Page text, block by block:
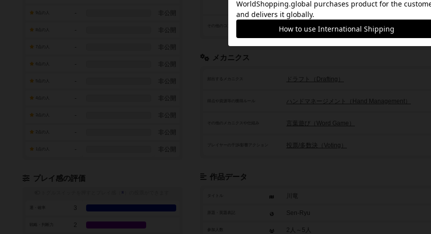
戦闘/バトル（Fighting / Battle）
パーティゲーム（Party）
メカニクス
頻出するメカニクス ドラフト（Drafting）
ハンドマネージメント（Hand Management）
その他のメカニクスや仕組み 言葉遊び（Word Game）
プレイヤーの干渉/影響アクション 投票/多数決（Voting）
作品データ
タイトル 川竜
Sen-Ryu
参加人数 2人～5人
- 非公開
- 非公開
7点の人 - 非公開
- 非公開
- 非公開
- 非公開
- 非公開
- 非公開
- 非公開
プレイ感の評価
※
3
戦略・判断力 2